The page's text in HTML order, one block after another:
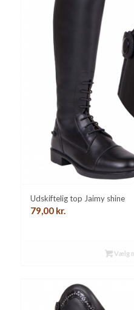
Udskiftelig top Jaimy shine
79,00 kr.
Vælg